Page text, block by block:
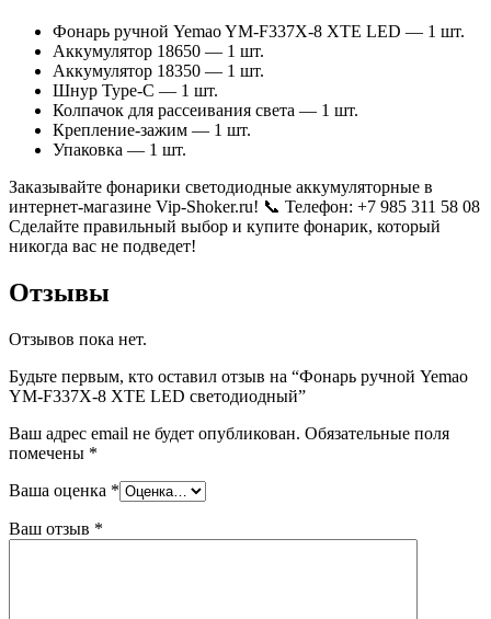
Фонарь ручной Yemao YM-F337X-8 XTE LED — 1 шт.
Аккумулятор 18650 — 1 шт.
Аккумулятор 18350 — 1 шт.
Шнур Type-C — 1 шт.
Колпачок для рассеивания света — 1 шт.
Крепление-зажим — 1 шт.
Упаковка — 1 шт.
Заказывайте фонарики светодиодные аккумуляторные в
интернет-магазине Vip-Shoker.ru! 📞 Телефон: +7 985 311 58 08
Сделайте правильный выбор и купите фонарик, который
никогда вас не подведет!
Отзывы
Отзывов пока нет.
Будьте первым, кто оставил отзыв на “Фонарь ручной Yemao
YM-F337X-8 XTE LED светодиодный”
Ваш адрес email не будет опубликован. Обязательные поля
помечены *
Ваша оценка *
Ваш отзыв *